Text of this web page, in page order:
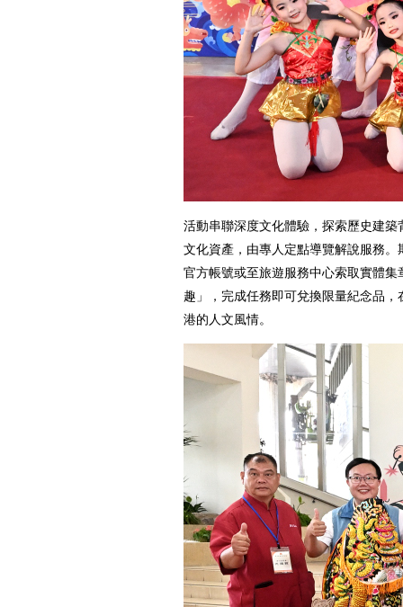
活動串聯深度文化體驗，探索歷史建築
文化資產，由專人定點導覽解說服務
官方帳號或至旅遊服務中心索取實體
趣」，完成任務即可兌換限量紀念品
港的人文風情。